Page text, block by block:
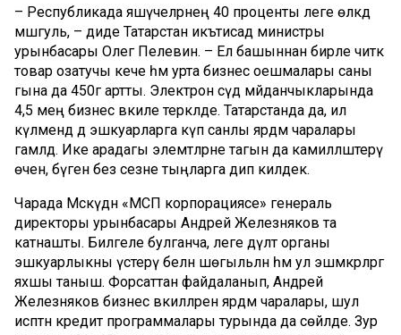
– Республикада яшәүчеләрнең 40 проценты әлеге өлкәдә
мәшгуль, – диде Татарстан икътисад министры
урынбасары Олег Пелевин. – Ел башыннан бирле читкә
товар озатучы кече һәм урта бизнес оешмалары саны
гына да 450гә артты. Электрон сәүдә мәйданчыкларында
4,5 мең бизнес вәкиле теркәлде. Татарстанда да, ил
күләмендә дә эшкуарларга күп санлы ярдәм чаралары
гамәлдә. Ике арадагы элемтәләрне тагын да камилләштерү
өчен, бүген без сезне тыңларга дип килдек.
Чарада Мәскәүдән «МСП корпорациясе» генераль
директоры урынбасары Андрей Железняков та
катнашты. Билгеле булганча, әлеге дәүләт органы
эшкуарлыкны үстерү белән шөгыльләнә һәм ул эшмәкәрләргә
яхшы таныш. Форсаттан файдаланып, Андрей
Железняков бизнес вәкилләренә ярдәм чаралары, шул
исәптән кредит программалары турында да сөйләде. Зур